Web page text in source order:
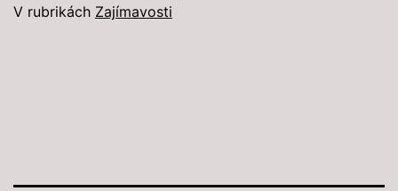
V rubrikách Zajímavosti